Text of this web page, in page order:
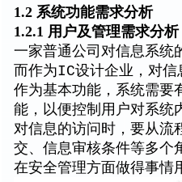
1.2 系统功能需求分析
1.2.1 用户及管理需求分析
一家普通公司对信息系统
而作为IC设计企业，对信
作为基本功能，系统需要
能，以便控制用户对系统
对信息的访问时，要从流
交、信息审核条件等多个
在安全管理方面做得事情